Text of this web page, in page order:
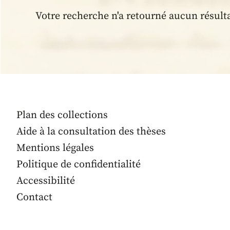
Votre recherche n'a retourné aucun
Plan des collections
Aide à la consultation des thèses
Mentions légales
Politique de confidentialité
Accessibilité
Contact